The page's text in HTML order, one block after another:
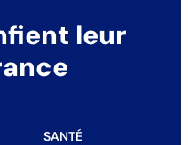
leur
SANTÉ